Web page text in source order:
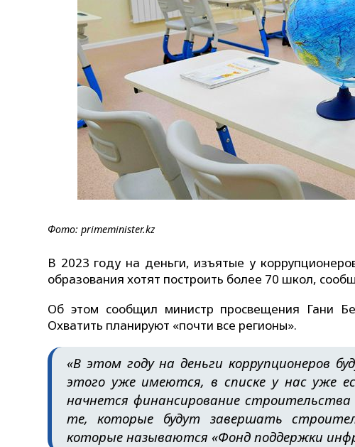
Фото: primeminister.kz
В 2023 году на деньги, изъятые у
образования хотят построить более 70 школ,
Об этом сообщил министр просвещения Гани
Охватить планируют «почти все регионы».
«В этом году на деньги коррупционеров
этого уже имеются, в списке у нас уже
начнется финансирование
те, которые будут завершать
которые называются «Фонд поддержки